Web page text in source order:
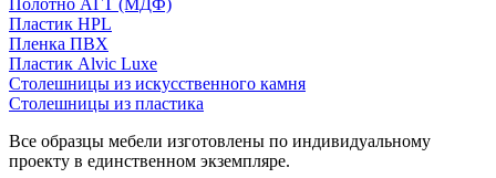
Пластик HPL
Пленка ПВХ
Пластик Alvic Luxe
Столешницы из искусственного камня
Столешницы из пластика
Все образцы мебели изготовлены по индивидуальному
проекту в единственном экземпляре.